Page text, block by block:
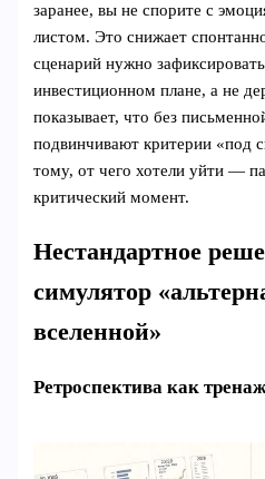
заранее, вы не спорите с
листом. Это снижает
сценарий нужно
инвестиционном плане, а не
показывает, что без
подвинчивают критерии «под
тому, от чего хотели уйти —
критический момент.
Нестандартное
симулятор
вселенной»
Ретроспектива как